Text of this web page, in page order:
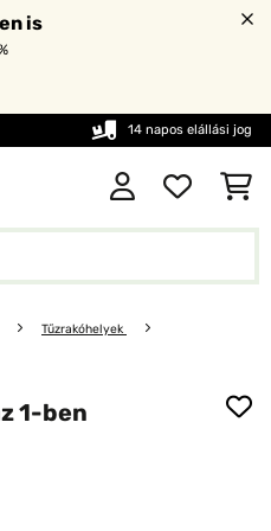
is
14 napos elállási jog
Tűzrakóhelyek
1-ben